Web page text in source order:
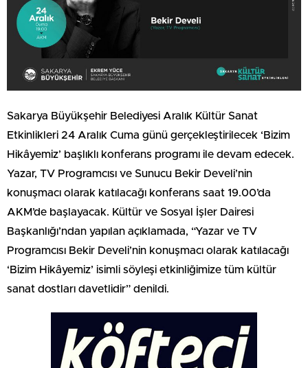
Sakarya Büyükşehir Belediyesi Aralık Kültür Sanat
Etkinlikleri 24 Aralık Cuma günü gerçekleştirilecek ‘Bizim
Hikâyemiz’ başlıklı konferans programı ile devam edecek.
Yazar, TV Programcısı ve Sunucu Bekir Develi’nin
konuşmacı olarak katılacağı konferans saat 19.00’da
AKM’de başlayacak. Kültür ve Sosyal İşler Dairesi
Başkanlığı’ndan yapılan açıklamada, “Yazar ve TV
Programcısı Bekir Develi’nin konuşmacı olarak katılacağı
‘Bizim Hikâyemiz’ isimli söyleşi etkinliğimize tüm kültür
sanat dostları davetlidir” denildi.